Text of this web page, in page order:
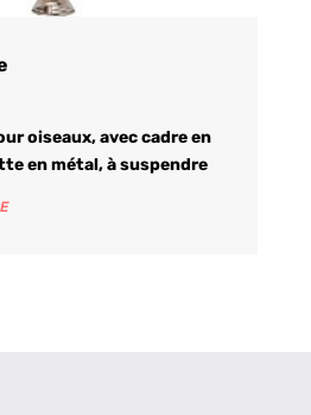
oiseaux, avec cadre en
en métal, à suspendre